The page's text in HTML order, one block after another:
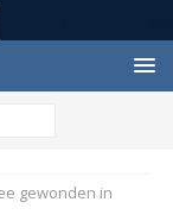
gewonden in